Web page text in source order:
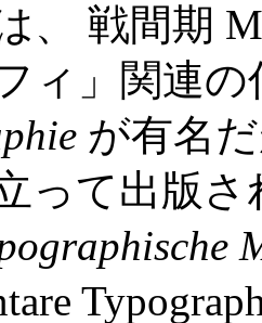
、 戦間期
ィ」関連
が有名
って出版